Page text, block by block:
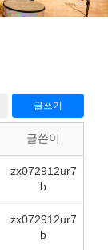
글쓰기
글쓴이
zx072912ur7
b
zx072912ur7
b